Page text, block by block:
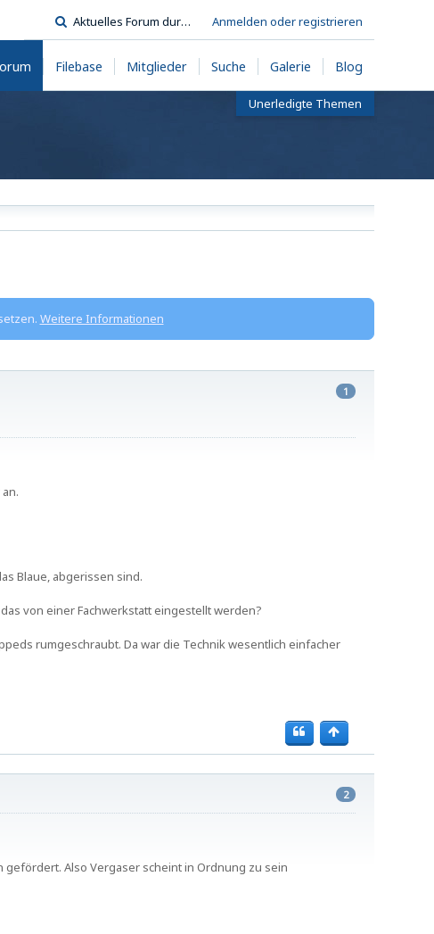
Anmelden oder registrieren
Unerledigte Themen
Filebase Mitglieder Suche Galerie Blog
Weitere Informationen
1
Blaue, abgerissen sind.
von einer Fachwerkstatt eingestellt werden?
rumgeschraubt. Da war die Technik wesentlich einfacher
2
gefördert. Also Vergaser scheint in Ordnung zu sein